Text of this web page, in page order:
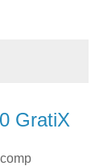
GratiX